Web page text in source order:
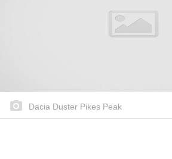
Dacia Duster Pikes Peak